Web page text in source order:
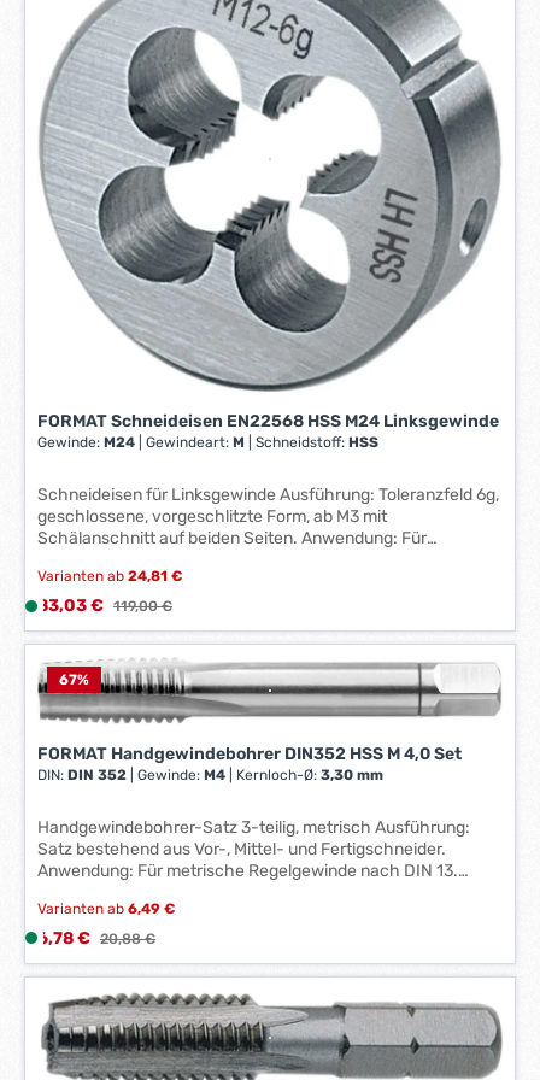
e
*
*
t
:
1
-
3
W
*
FORMAT Schneideisen EN22568 HSS M24 Linksgewinde
Gewinde:M24 Gewindeart:M Schneidstoff:HSS
Schneideisen für Linksgewinde Ausführung: Toleranzfeld 6g,
geschlossene, vorgeschlitzte Form, ab M3 mit
Schälanschnitt auf beiden Seiten. Anwendung: Für
Außen-Ø x Höhe: 55 x 22 mm Gewindeart: M Gewinde: M24
Schneidstoff: HSS Stähle bis 850 N/mm²: 9 Steigung: 3,00
Varianten ab 24,81 €
Verkaufspreis:
L
i
f
e
z
e
t
:
-
3
W
k
t
83,03 € Regulärer Preis:
119,00 €
67%
FORMAT Handgewindebohrer DIN352 HSS M 4,0 Set
DIN:DIN 352 Gewinde:M4 Kernloch-Ø:3,30 mm
Handgewindebohrer-Satz 3-teilig, metrisch Ausführung:
Satz bestehend aus Vor-, Mittel- und Fertigschneider.
Anwendung: Für metrische Regelgewinde nach DIN 13.
Platz 1, 42389 Wuppertal, DE, +4920260960,
webkontakt@ede.de
Varianten ab 6,49 €
Verkaufspreis:
L
i
f
e
r
6,78 € Regulärer Preis:
20,88 €